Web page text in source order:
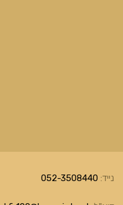
נייד: 052-3508440